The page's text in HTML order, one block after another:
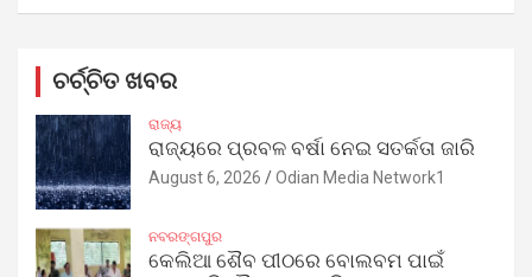
ଚର୍ଚ୍ଚିତ ଖବର
ରାଜ୍ୟ
ରାଜ୍ୟରେ ପ୍ରବଳ ବର୍ଷା ନେଇ ସତର୍କତା ଜାରି
August 6, 2026 Odian Media Network1
ନବରଙ୍ଗପୁର
କେଲିଆ ଶୈବ ପୀଠରେ ବୋଲବମ ପାଇଁ